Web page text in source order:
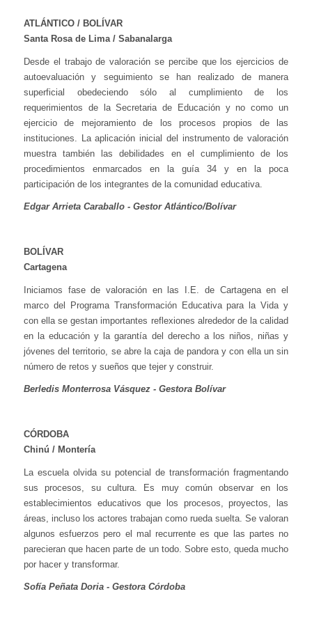
ATLÁNTICO / BOLÍVAR
Santa Rosa de Lima / Sabanalarga
Desde el trabajo de valoración se percibe que los ejercicios de
autoevaluación y seguimiento se han realizado de manera
superficial obedeciendo sólo al cumplimiento de los
requerimientos de la Secretaria de Educación y no como un
ejercicio de mejoramiento de los procesos propios de las
instituciones. La aplicación inicial del instrumento de valoración
muestra también las debilidades en el cumplimiento de los
procedimientos enmarcados en la guía 34 y en la poca
participación de los integrantes de la comunidad educativa.
Edgar Arrieta Caraballo - Gestor Atlántico/Bolívar
BOLÍVAR
Cartagena
Iniciamos fase de valoración en las I.E. de Cartagena en el
marco del Programa Transformación Educativa para la Vida y
con ella se gestan importantes reflexiones alrededor de la calidad
en la educación y la garantía del derecho a los niños, niñas y
jóvenes del territorio, se abre la caja de pandora y con ella un sin
número de retos y sueños que tejer y construir.
Berledis Monterrosa Vásquez - Gestora Bolívar
CÓRDOBA
Chinú / Montería
La escuela olvida su potencial de transformación fragmentando
sus procesos, su cultura. Es muy común observar en los
establecimientos educativos que los procesos, proyectos, las
áreas, incluso los actores trabajan como rueda suelta. Se valoran
algunos esfuerzos pero el mal recurrente es que las partes no
parecieran que hacen parte de un todo. Sobre esto, queda mucho
por hacer y transformar.
Sofía Peñata Doria - Gestora Córdoba